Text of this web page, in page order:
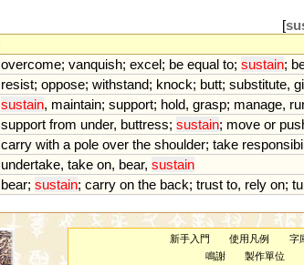
[
overcome; vanquish; excel; be equal to; sustain;
resist; oppose; withstand; knock; butt; substitute,
sustain, maintain; support; hold, grasp; manage,
support from under, buttress; sustain; move or
carry with a pole over the shoulder; take
undertake, take on, bear, sustain
bear; sustain; carry on the back; trust to, rely on;
新手入門 使用凡例 字
鳴謝
製作單位